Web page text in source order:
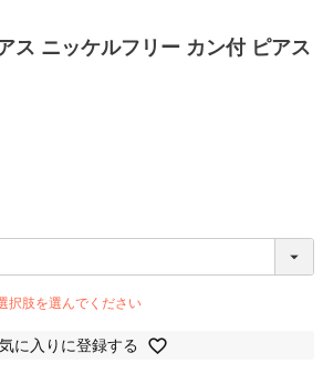
ス ニッケルフリー カン付 ピアス
に入りに登録する